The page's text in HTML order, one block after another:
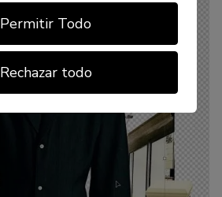
Permitir Todo
Rechazar todo